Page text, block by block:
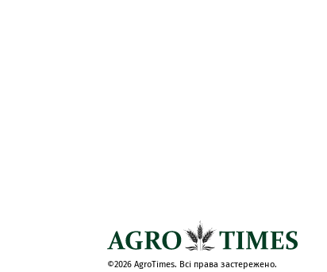
©2026 AgroTimes. Всі права застережено.